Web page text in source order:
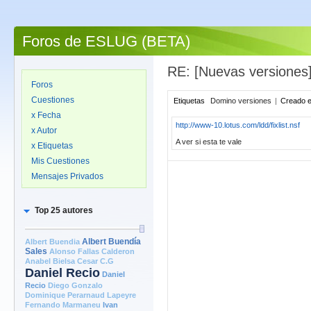
Foros de ESLUG (BETA)
Foros
Cuestiones
x Fecha
x Autor
x Etiquetas
Mis Cuestiones
Mensajes Privados
Top 25 autores
Albert Buendia Albert Buendía
Sales Alonso Fallas Calderon
Anabel Bielsa Cesar C.G
Daniel Recio Daniel
Recio Diego Gonzalo
Dominique Perarnaud Lapeyre
Fernando Marmaneu Ivan
RE: [Nuevas
Etiquetas Domino versiones | Creado
http://www-10.lotus.com/ldd/fixlist.nsf
A ver si esta te vale